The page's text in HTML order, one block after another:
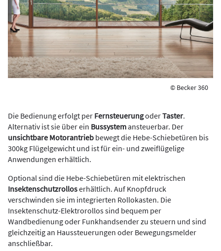
© Becker 360
Die Bedienung erfolgt per FernsteuerungoderTaster.
Alternativ ist sie über ein Bussystemansteuerbar. Der
unsichtbare Motorantrieb bewegt die Hebe-Schiebetüren bis
300kg Flügelgewicht und ist für ein- und zweiflügelige
Anwendungen erhältlich.
Optional sind die Hebe-Schiebetüren mit elektrischen
Insektenschutzrolloserhältlich. Auf Knopfdruck
verschwinden sie im integrierten Rollokasten. Die
Insektenschutz-Elektrorollos sind bequem per
Wandbedienung oder Funkhandsender zu steuern und sind
gleichzeitig an Haussteuerungen oder Bewegungsmelder
anschließbar.